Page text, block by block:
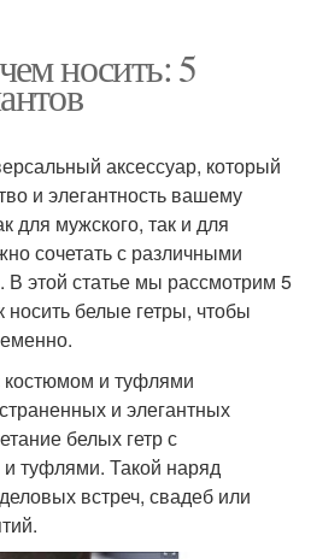
носить: 5
аксессуар, который
и элегантность вашему
для мужского, так и для
сочетать с различными
этой статье мы рассмотрим 5
носить белые гетры, чтобы
костюмом и туфлями
и элегантных
белых гетр с
туфлями. Такой наряд
встреч, свадеб или